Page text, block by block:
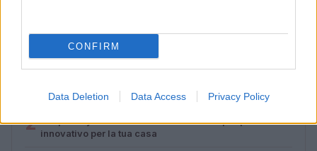
CONFIRM
Data Deletion Data Access Privacy Policy
PIÙ LETTI
aggiornata
2 Scopri il Dyson V15 Detect Absolute: l’aspirapolvere
innovativo per la tua casa